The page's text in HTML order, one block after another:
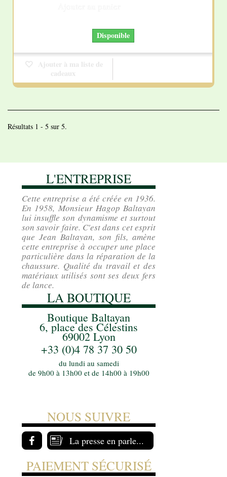
Disponible
Ajouter à ma liste de
cadeaux
Résultats 1 - 5 sur 5.
L'ENTREPRISE
Cette entreprise a été créée en 1936.
En 1958, Monsieur Hagop Baltayan
lui insuffle son dynamisme et surtout
son savoir faire. C'est dans cet esprit
que Jean Baltayan, son fils, amène
cette entreprise à occuper une place
particulière dans la réparation de la
chaussure. Qualité du travail et des
matériaux utilisés sont ses deux fers
de lance.
LA BOUTIQUE
Boutique Baltayan
6, place des Célestins
69002 Lyon
+33 (0)4 78 37 30 50
du lundi au samedi
de 9h00 à 13h00 et de 14h00 à 19h00
NOUS SUIVRE
La presse en parle...
PAIEMENT SÉCURISÉ